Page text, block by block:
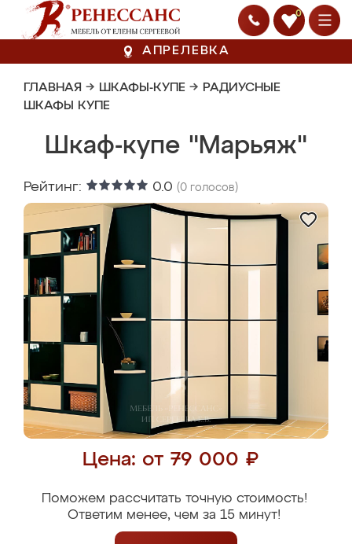
0
АПРЕЛЕВКА
ГЛАВНАЯ → ШКАФЫ-КУПЕ → РАДИУСНЫЕ
ШКАФЫ КУПЕ
Шкаф-купе "Марьяж"
Рейтинг: 0.0 (0 голосов)
Цена: от 79 000 ₽
Поможем рассчитать точную стоимость!
Ответим менее, чем за 15 минут!